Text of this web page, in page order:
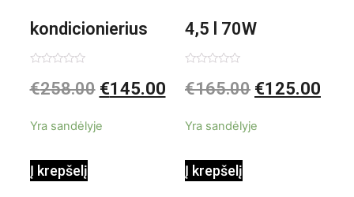
kondicionierius
Evareer
garinamasis,
0
iš
€258.00 €145.00
Yra sandėlyje
Į krepšelį
4,5 l 70W
nešiojamas,
0
iš
€165.00 €125.00
Yra sandėlyje
Į krepšelį